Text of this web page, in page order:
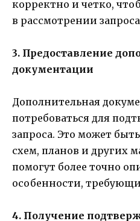
корректно и четко,
в рассмотрении
3. Предоставление
документации
Дополнительная
потребоваться для
запроса. Это может
схем, планов и других
помогут более точно
особенности,
4. Получение